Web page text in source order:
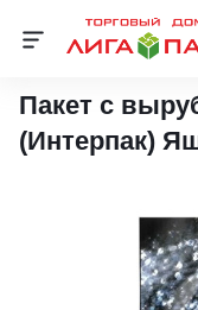
Пакеты с вырубной
Пакет с
(Интерпак)